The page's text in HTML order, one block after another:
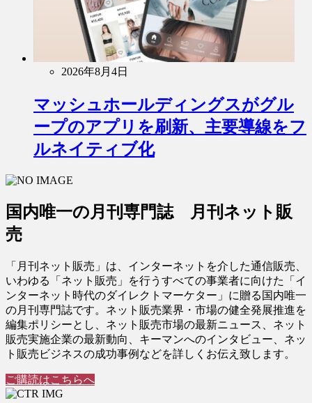
2026年8月4日
マッシュホールディングスがグル
ープのアプリを刷新、主要導線をフ
ルネイティブ化
国内唯一の月刊専門誌 月刊ネット販
売
「月刊ネット販売」は、インターネットを介した通信販売、
いわゆる「ネット販売」を行うすべての事業者に向けた「イ
ンターネット時代のダイレクトマーケター」に贈る国内唯一
の月刊専門誌です。ネット販売業界・市場の健全発展推進を
編集ポリシーとし、ネット販売市場の最新ニュース、ネット
販売実施企業の最新動向、キーマンへのインタビュー、ネッ
ト販売ビジネスの成功事例などを詳しくお伝え致します。
ご購読はこちらへ